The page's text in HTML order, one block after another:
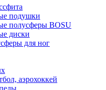
подушки
полусферы BOSU
диски
для ног
аэрохоккей